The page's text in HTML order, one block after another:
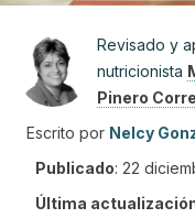
Revisado y
nutricionista
Pinero
Escrito por Nelcy
Publicado: 22
Última